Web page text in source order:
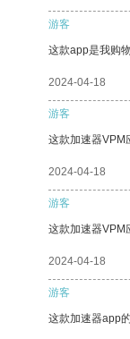
游客
这款app是我购
2024-04-18
游客
这款加速器VPM
2024-04-18
游客
这款加速器VPM
2024-04-18
游客
这款加速器app